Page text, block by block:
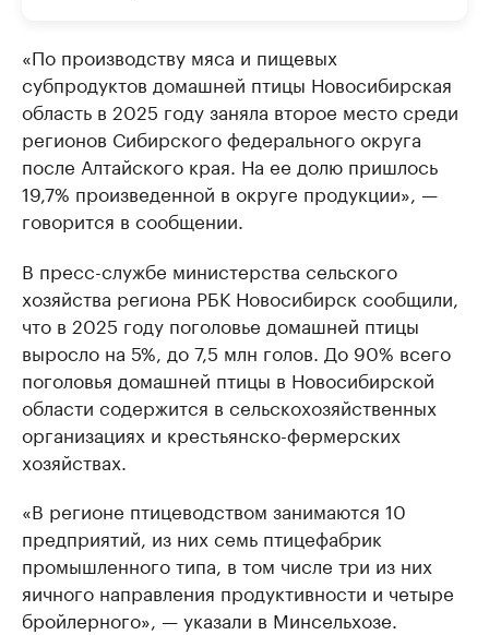
«По производству мяса и пищевых
субпродуктов домашней птицы Новосибирская
область в 2025 году заняла второе место среди
регионов Сибирского федерального округа
после Алтайского края. На ее долю пришлось
19,7% произведенной в округе продукции», —
говорится в сообщении.
В пресс-службе министерства сельского
хозяйства региона РБК Новосибирск сообщили,
что в 2025 году поголовье домашней птицы
выросло на 5%, до 7,5 млн голов. До 90% всего
поголовья домашней птицы в Новосибирской
области содержится в сельскохозяйственных
организациях и крестьянско-фермерских
хозяйствах.
«В регионе птицеводством занимаются 10
предприятий, из них семь птицефабрик
промышленного типа, в том числе три из них
яичного направления продуктивности и четыре
бройлерного», — указали в Минсельхозе.